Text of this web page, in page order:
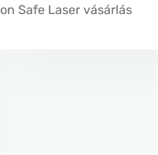
onSafe Laser vásárlás